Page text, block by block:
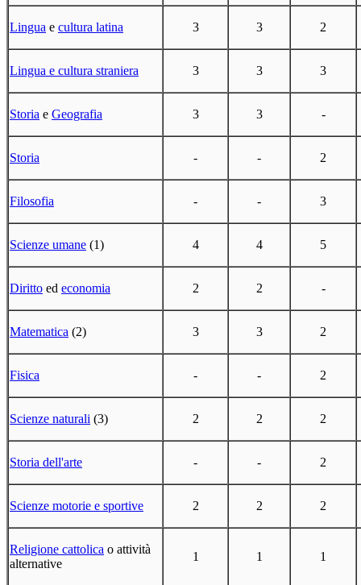
Lingua e cultura latina 3 3 2
Lingua e cultura straniera 3 3 3
Storia e Geografia 3 3 -
Storia - - 2
Filosofia - - 3
Scienze umane (1) 4 4 5
Diritto ed economia 2 2 -
Matematica (2) 3 3 2
Fisica - - 2
Scienze naturali (3) 2 2 2
Storia dell'arte - - 2
Scienze motorie e sportive 2 2 2
Religione cattolica o attività
alternative
1 1 1